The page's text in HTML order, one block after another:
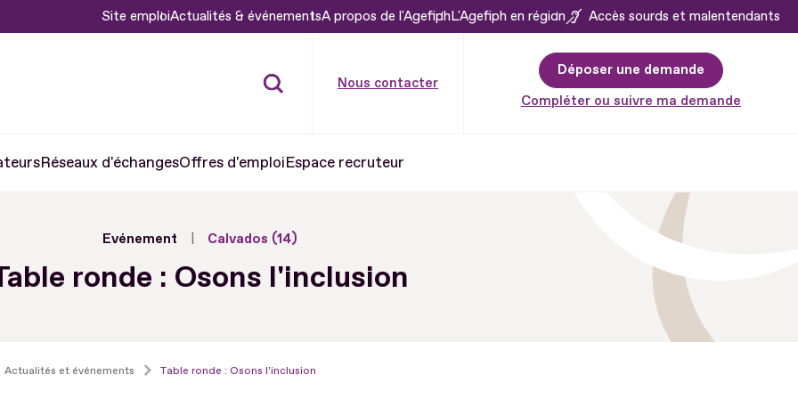
Site emploiActualités & événementsA propos de l'AgefiphL'Agefiph en région Accès sourds et malentendants
Nous contacter
Déposer une demande
Compléter ou suivre ma demande
Réseaux d'échangesOffres d'emploiEspace recruteur
Evénement Calvados (14)
ronde : Osons l'inclusion
Actualités et événements Table ronde : Osons l'inclusion